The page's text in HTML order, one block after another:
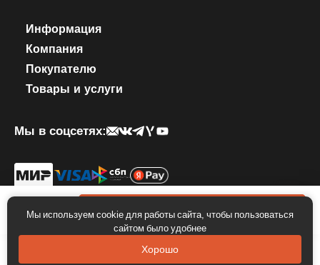
122 000 ₽ В корзину
Информация
Компания
Покупателю
Товары и услуги
© 2026 КОМПЛЕКТИКА. Все права защищены.Политика
Мы в соцсетях:
Мы используем cookie для работы сайта, чтобы пользоваться
сайтом было удобнее
Хорошо